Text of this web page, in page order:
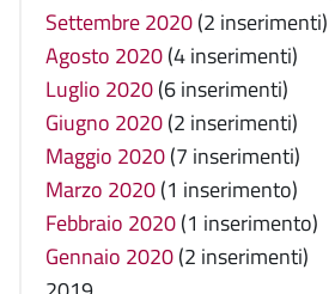
Settembre 2020(2 inserimenti)
Agosto 2020(4 inserimenti)
Luglio 2020(6 inserimenti)
Giugno 2020(2 inserimenti)
Maggio 2020(7 inserimenti)
Marzo 2020(1 inserimento)
Febbraio 2020(1 inserimento)
Gennaio 2020(2 inserimenti)